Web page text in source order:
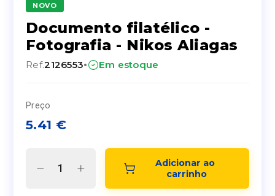
NOVO
Documento filatélico -
Fotografia - Nikos Aliagas
Ref.2126553· Em estoque
Preço
5.41 €
Adicionar ao
carrinho